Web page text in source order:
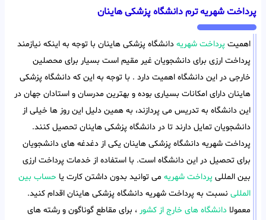
پرداخت شهریه ترم دانشگاه پزشکی هاینان
اهمیت پرداخت شهریه دانشگاه پزشکی هاینان با توجه به اینکه نیازمند
پرداخت ارزی برای دانشجویان غیر مقیم است بسیار برای محصلین
خارجی در این دانشگاه اهمیت دارد . با توجه به این که دانشگاه پزشکی
هاینان دارای امکانات بسیاری بوده و بهترین مدرسان و استادان جهان در
این دانشگاه به تدریس می پردازند، به همین دلیل این روز ها خیلی از
دانشجویان تمایل دارند تا در دانشگاه پزشکی هاینان تحصیل کنند.
پرداخت شهریه دانشگاه پزشکی هاینان یکی از دغدغه های دانشجویان
برای تحصیل در این دانشگاه است. با استفاده از خدمات پرداخت ارزی
بین المللی پرداخت شهریه می توانید بدون داشتن کارت یا حساب بین
المللی نسبت به پرداخت شهریه دانشگاه پزشکی هاینان اقدام کنید.
معمولا دانشگاه های خارج از کشور ، برای مقاطع گوناگون و رشته های